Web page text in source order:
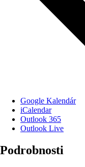
Google Kalendár
iCalendar
Outlook 365
Outlook Live
Podrobnosti